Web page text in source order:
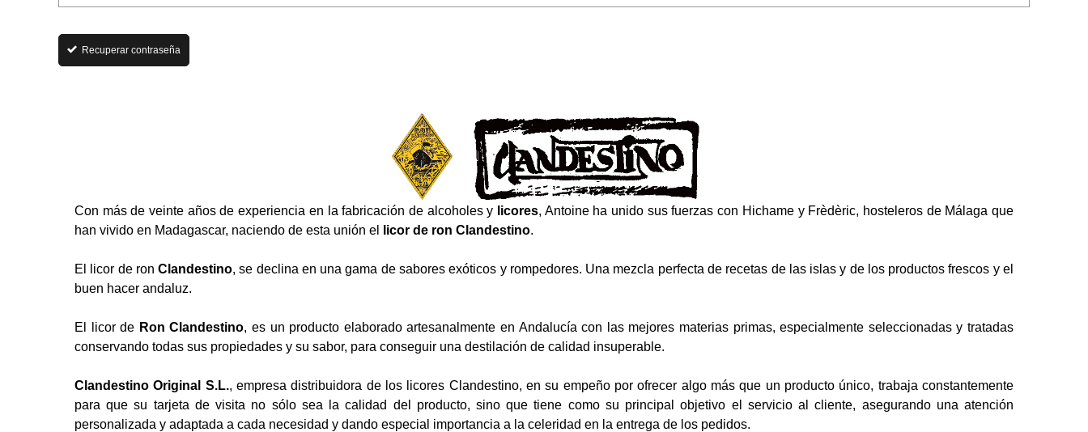
Recuperar contraseña
Con más de veinte años de experiencia en la fabricación de alcoholes y licores, Antoine ha unido sus fuerzas con Hichame y Frèdèric, hosteleros de Málaga que
han vivido en Madagascar, naciendo de esta unión el
licor de ron Clandestino.
El licor de ronClandestino, se declina en una gama de sabores exóticos y rompedores. Una mezcla perfecta de recetas de las islas y de los productos frescos y el
buen hacer andaluz.
El licor de Ron Clandestino, es un producto elaborado artesanalmente en Andalucía con las mejores materias primas, especialmente seleccionadas y tratadas
conservando todas sus propiedades y su sabor, para conseguir una destilación de calidad insuperable.
Clandestino Original S.L., empresa distribuidora de los licores Clandestino, en su empeño por ofrecer algo más que un producto único, trabaja constantemente
para que su tarjeta de visita no sólo sea la calidad del producto, sino que tiene como su principal objetivo el servicio al cliente, asegurando una atención
personalizada y adaptada a cada necesidad y dando especial importancia a la celeridad en la entrega de los pedidos.